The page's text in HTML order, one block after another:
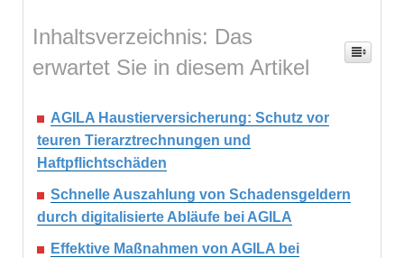
Inhaltsverzeichnis: Das
erwartet Sie in diesem Artikel
AGILA Haustierversicherung: Schutz vor
teuren Tierarztrechnungen und
Haftpflichtschäden
Schnelle Auszahlung von Schadensgeldern
durch digitalisierte Abläufe bei AGILA
Effektive Maßnahmen von AGILA bei